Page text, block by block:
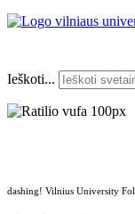
Ieškoti...
dashing! Vilnius University